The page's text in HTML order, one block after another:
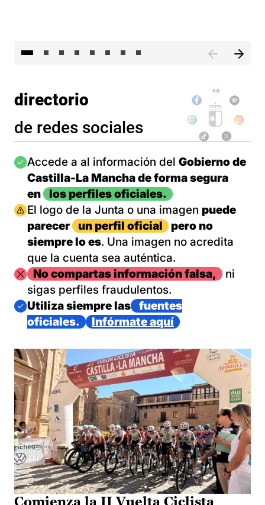
directorio
de redes sociales
Imagen
Accede a al información del Gobierno de
Castilla-La Mancha de forma segura
en
los perfiles oficiales.
Imagen
El logo de la Junta o una imagen puede
parecer
un perfil oficial
pero no
siempre lo es. Una imagen no acredita
que la cuenta sea auténtica.
ImagenNo compartas información falsa,
ni
sigas perfiles fraudulentos.
Imagen
Utiliza siempre las
fuentes
oficiales.
Infórmate aquí
Comienza la II Vuelta Ciclista